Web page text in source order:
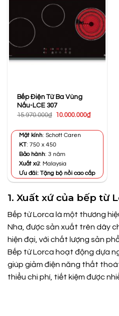
Bếp Điện Từ Ba Vùng
Nấu-LCE 307
15.970.000₫
Giá
15.970.000₫.
10.000.000₫Giá
Mặt kính: Schott Caren
KT: 750 x 450
Bảo hành: 3 năm
Xuất xứ: Malaysia
Ưu đãi: Tặng bộ nồi cao cấp
1. Xuất xứ của bếp từ
Bếp từ Lorca là một thương
Nha, được sản xuất trên dây
hiện đại, với chất lượng sản
Bếp từ Lorca hoạt động dựa
giúp giảm điện năng thất
thiểu chi phí, tiết kiệm được